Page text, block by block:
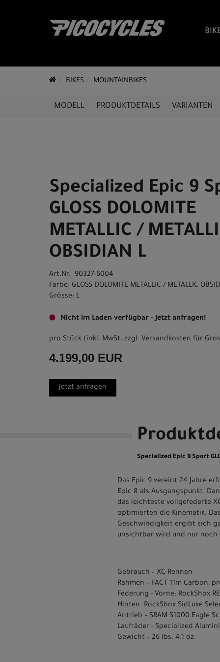
BIKES MOUNTAINBIKES
MODELL PRODUKTDETAILS VARIANTEN
Specialized Epic 9
GLOSS DOLOMITE
METALLIC /
OBSIDIAN L
Art.Nr. 90327-6004
Farbe: GLOSS DOLOMITE METALLIC / METALLIC
Grösse: L
Nicht im Laden verfügbar - Jetzt anfragen!
pro Stück (inkl. MwSt. zzgl. Versandkosten für
4.199,00 EUR
Jetzt anfragen
Specialized Epic 9 Sport
Das Epic 9 vereint 24 Jahre
Epic 8 als Ausgangspunkt.
das leichteste vollgefederte
optimierten die Kinematik.
Geschwindigkeit ergibt sich
unsichtbar wird und nur noch
Gebrauch – XC-Rennen
Rahmen – FACT 11m Carbon,
Federung - Vorne: RockShox
Hinten: RockShox SidLuxe
Antrieb – SRAM S1000 Eagle
Laufräder - Specialized
Gewicht – 26 lbs. 4.1 oz.